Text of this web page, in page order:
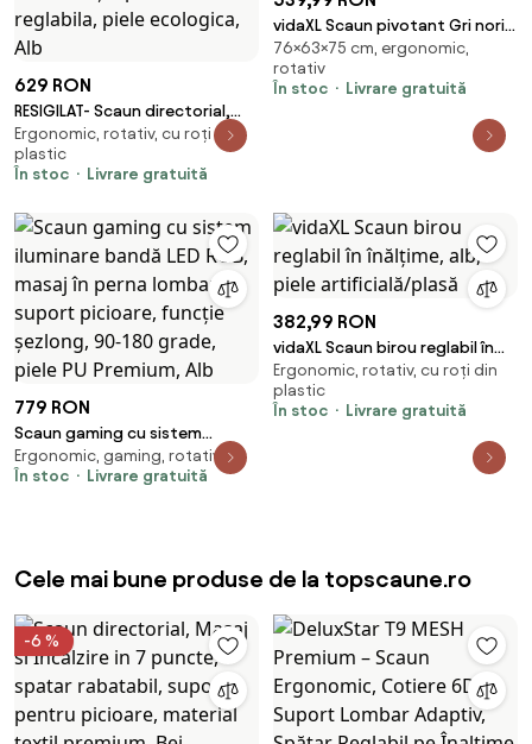
629 RON
RESIGILAT- Scaun directorial,
Rezistent 150 kg, Sezut cu
Arcuri Metalice și Spumă,
inaltime reglabila, piele
Ergonomic, rotativ, cu roți din
plastic
În stoc
Livrare gratuită
vidaXL Scaun pivotant Gri nori
63 x 75 x 76 cm țesătură
76×63×75 cm, ergonomic,
rotativ
În stoc
Livrare gratuită
779 RON
Scaun gaming cu sistem
iluminare bandă LED RGB, masaj
în perna lombară, suport
Ergonomic, gaming, rotativ
În stoc
Livrare gratuită
382,99 RON
vidaXL Scaun birou reglabil în
înălțime, alb, piele
artificială/plasă
Ergonomic, rotativ, cu roți din
plastic
În stoc
Livrare gratuită
Cele mai bune produse de la topscaune.ro
-6 %